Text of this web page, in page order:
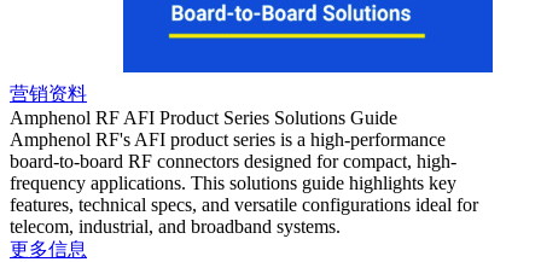
营销资料
Amphenol RF AFI Product Series Solutions Guide
Amphenol RF's AFI product series is a high-performance
board-to-board RF connectors designed for compact, high-
frequency applications. This solutions guide highlights key
features, technical specs, and versatile configurations ideal for
telecom, industrial, and broadband systems.
更多信息